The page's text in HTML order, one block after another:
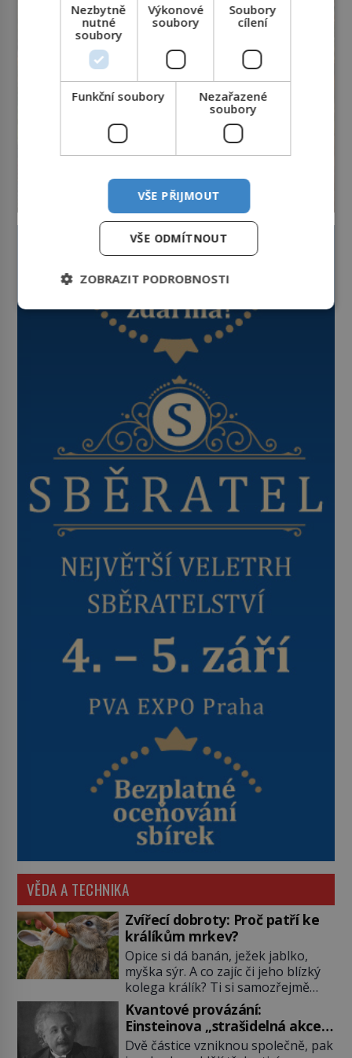
najdeme v rumunské vesnici
Sapanta, nedaleko hranic […]
VĚDA A TECHNIKA
Zvířecí dobroty: Proč patří ke
králíkům mrkev?
Opice si dá banán, ježek jablko,
myška sýr. A co zajíc či jeho blízký
kolega králík? Ti si samozřejmě
pochutnají na mrkvi! Proč jsou
podobné představy o potravě
zvířat často spíš mýty? Pokud máte
doma králíka, mrkev mu dát
Kvantové provázání:
Einsteinova „strašidelná akce
na dálku“ dál mate i fascinuje
Dvě částice vzniknou společně, pak
Nezbytně
nutné
soubory
Výkonové
soubory
Soubory
cílení
Funkční soubory
Nezařazené
soubory
VŠE PŘIJMOUT
VŠE ODMÍTNOUT
ZOBRAZIT PODROBNOSTI